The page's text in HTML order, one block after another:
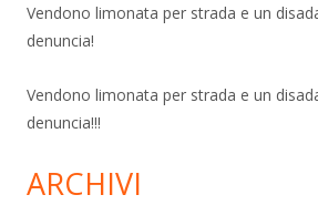
Vendono limonata per strada e un
denuncia!
Vendono limonata per strada e un
denuncia!!!
ARCHIVI